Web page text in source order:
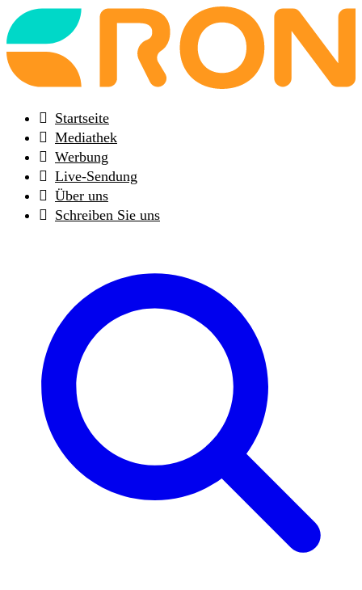
Back
to
frontpage
Startseite
Mediathek
Werbung
Live-Sendung
Über uns
Schreiben Sie uns